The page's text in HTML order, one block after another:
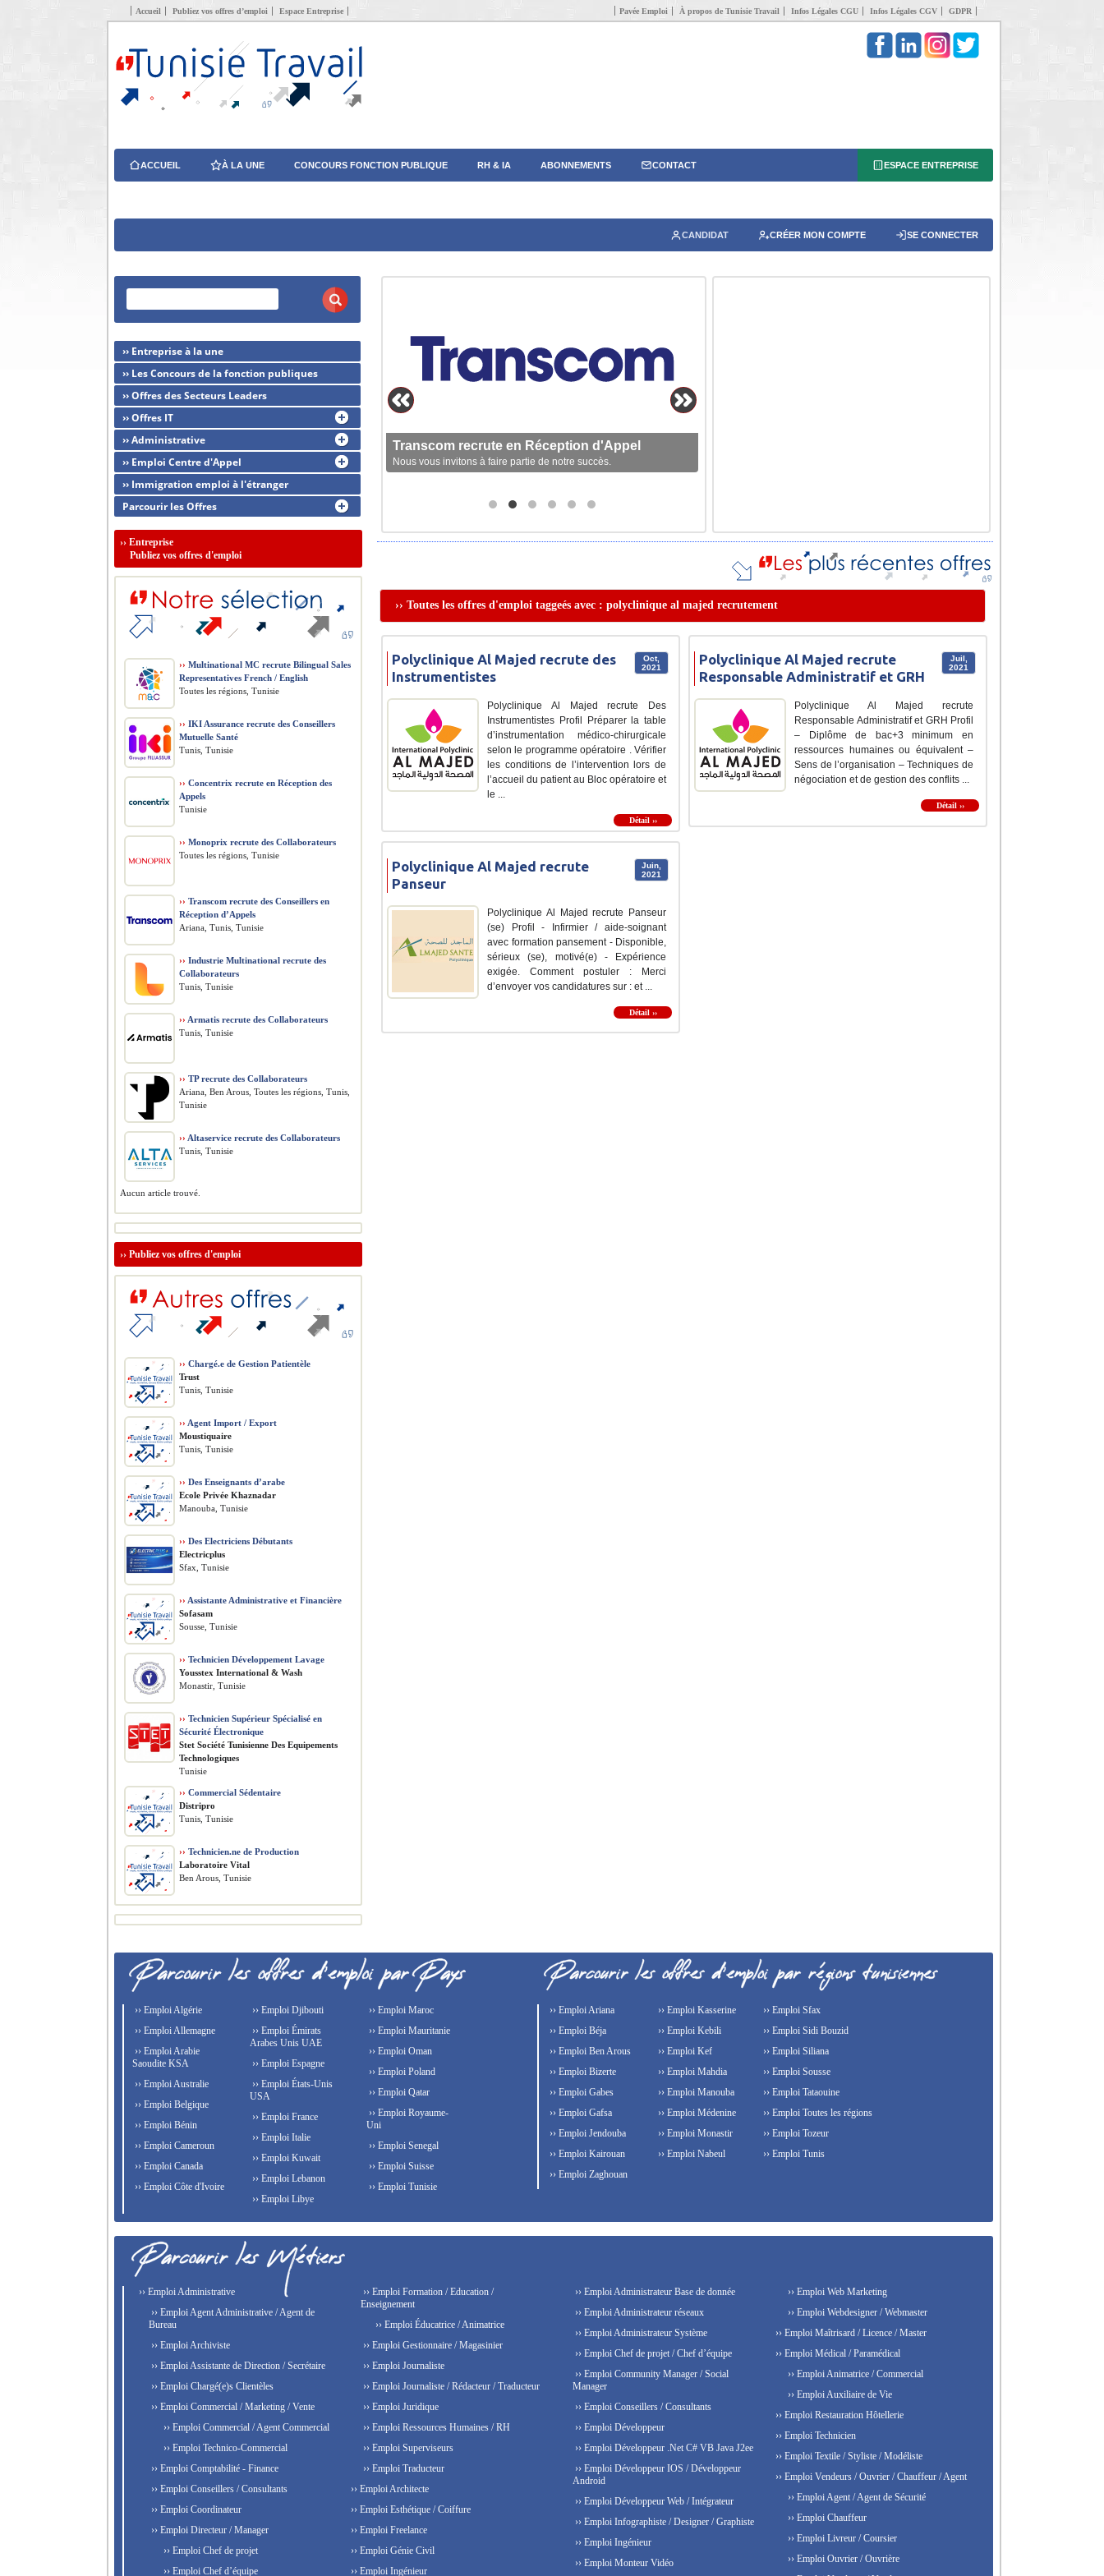
Accueil Publiez vos offres d’emploi Espace Entreprise Pavée Emploi À propos de Tunisie Travail Infos Légales CGU Infos Légales CGV GDPR
ACCUEIL À LA UNE CONCOURS FONCTION PUBLIQUE RH & IA ABONNEMENTS CONTACT ESPACE ENTREPRISE
CANDIDAT CRÉER MON COMPTE SE CONNECTER
Transcom recrute en Réception d'Appel
Nous vous invitons à faire partie de notre succès.
›› Toutes les offres d'emploi taggeés avec : polyclinique al majed recrutement
Oct,
2021
Polyclinique Al Majed recrute des
Instrumentistes
Polyclinique Al Majed recrute Des
Instrumentistes Profil Préparer la table
d’instrumentation médico-chirurgicale
selon le programme opératoire . Vérifier
les conditions de l’intervention lors de
l’accueil du patient au Bloc opératoire et
le ...
Détail ››
Juil,
2021
Polyclinique Al Majed recrute
Responsable Administratif et GRH
Polyclinique Al Majed recrute
Responsable Administratif et GRH Profil
– Diplôme de bac+3 minimum en
ressources humaines ou équivalent –
Sens de l’organisation – Techniques de
négociation et de gestion des conflits ...
Détail ››
Juin,
2021
Polyclinique Al Majed recrute
Panseur
Polyclinique Al Majed recrute Panseur
(se) Profil - Infirmier / aide-soignant
avec formation pansement - Disponible,
sérieux (se), motivé(e) - Expérience
exigée. Comment postuler : Merci
d’envoyer vos candidatures sur : et ...
Détail ››
›› Entreprise à la une
›› Les Concours de la fonction publiques
›› Offres des Secteurs Leaders
›› Offres IT
›› Administrative
›› Emploi Centre d'Appel
›› Immigration emploi à l'étranger
Parcourir les Offres
›› Entreprise
Publiez vos offres d'emploi
›› Multinational MC recrute Bilingual Sales
Representatives French / English
Toutes les régions, Tunisie
›› IKI Assurance recrute des Conseillers
Mutuelle Santé
Tunis, Tunisie
›› Concentrix recrute en Réception des
Appels
Tunisie
›› Monoprix recrute des Collaborateurs
Toutes les régions, Tunisie
›› Transcom recrute des Conseillers en
Réception d’Appels
Ariana, Tunis, Tunisie
›› Industrie Multinational recrute des
Collaborateurs
Tunis, Tunisie
›› Armatis recrute des Collaborateurs
Tunis, Tunisie
›› TP recrute des Collaborateurs
Ariana, Ben Arous, Toutes les régions, Tunis,
Tunisie
›› Altaservice recrute des Collaborateurs
Tunis, Tunisie
Aucun article trouvé.
›› Publiez vos offres d'emploi
›› Chargé.e de Gestion Patientèle
Trust
Tunis, Tunisie
›› Agent Import / Export
Moustiquaire
Tunis, Tunisie
›› Des Enseignants d’arabe
Ecole Privée Khaznadar
Manouba, Tunisie
›› Des Electriciens Débutants
Electricplus
Sfax, Tunisie
›› Assistante Administrative et Financière
Sofasam
Sousse, Tunisie
›› Technicien Développement Lavage
Yousstex International & Wash
Monastir, Tunisie
›› Technicien Supérieur Spécialisé en
Sécurité Électronique
Stet Société Tunisienne Des Equipements
Technologiques
Tunisie
›› Commercial Sédentaire
Distripro
Tunis, Tunisie
›› Technicien.ne de Production
Laboratoire Vital
Ben Arous, Tunisie
›› Emploi Algérie
›› Emploi Allemagne
›› Emploi Arabie
Saoudite KSA
›› Emploi Australie
›› Emploi Belgique
›› Emploi Bénin
›› Emploi Cameroun
›› Emploi Canada
›› Emploi Côte d'Ivoire
›› Emploi Djibouti
›› Emploi Émirats
Arabes Unis UAE
›› Emploi Espagne
›› Emploi États-Unis
USA
›› Emploi France
›› Emploi Italie
›› Emploi Kuwait
›› Emploi Lebanon
›› Emploi Libye
›› Emploi Maroc
›› Emploi Mauritanie
›› Emploi Oman
›› Emploi Poland
›› Emploi Qatar
›› Emploi Royaume-
Uni
›› Emploi Senegal
›› Emploi Suisse
›› Emploi Tunisie
›› Emploi Ariana
›› Emploi Béja
›› Emploi Ben Arous
›› Emploi Bizerte
›› Emploi Gabes
›› Emploi Gafsa
›› Emploi Jendouba
›› Emploi Kairouan
›› Emploi Kasserine
›› Emploi Kebili
›› Emploi Kef
›› Emploi Mahdia
›› Emploi Manouba
›› Emploi Médenine
›› Emploi Monastir
›› Emploi Nabeul
›› Emploi Sfax
›› Emploi Sidi Bouzid
›› Emploi Siliana
›› Emploi Sousse
›› Emploi Tataouine
›› Emploi Toutes les régions
›› Emploi Tozeur
›› Emploi Tunis
›› Emploi Zaghouan
›› Emploi Administrative
›› Emploi Agent Administrative / Agent de
Bureau
›› Emploi Archiviste
›› Emploi Assistante de Direction / Secrétaire
›› Emploi Chargé(e)s Clientèles
›› Emploi Commercial / Marketing / Vente
›› Emploi Commercial / Agent Commercial
›› Emploi Technico-Commercial
›› Emploi Comptabilité - Finance
›› Emploi Conseillers / Consultants
›› Emploi Coordinateur
›› Emploi Directeur / Manager
›› Emploi Chef de projet
›› Emploi Chef d’équipe
›› Emploi Formation / Education /
Enseignement
›› Emploi Éducatrice / Animatrice
›› Emploi Gestionnaire / Magasinier
›› Emploi Journaliste
›› Emploi Journaliste / Rédacteur / Traducteur
›› Emploi Juridique
›› Emploi Ressources Humaines / RH
›› Emploi Superviseurs
›› Emploi Traducteur
›› Emploi Architecte
›› Emploi Esthétique / Coiffure
›› Emploi Freelance
›› Emploi Génie Civil
›› Emploi Ingénieur
›› Emploi Administrateur Base de donnée
›› Emploi Administrateur réseaux
›› Emploi Administrateur Système
›› Emploi Chef de projet / Chef d’équipe
›› Emploi Community Manager / Social
Manager
›› Emploi Conseillers / Consultants
›› Emploi Développeur
›› Emploi Développeur .Net C# VB Java J2ee
›› Emploi Développeur IOS / Développeur
Android
›› Emploi Développeur Web / Intégrateur
›› Emploi Infographiste / Designer / Graphiste
›› Emploi Ingénieur
›› Emploi Monteur Vidéo
›› Emploi Web Marketing
›› Emploi Webdesigner / Webmaster
›› Emploi Maîtrisard / Licence / Master
›› Emploi Médical / Paramédical
›› Emploi Animatrice / Commercial
›› Emploi Auxiliaire de Vie
›› Emploi Restauration Hôtellerie
›› Emploi Technicien
›› Emploi Textile / Styliste / Modéliste
›› Emploi Vendeurs / Ouvrier / Chauffeur / Agent
›› Emploi Agent / Agent de Sécurité
›› Emploi Chauffeur
›› Emploi Livreur / Coursier
›› Emploi Ouvrier / Ouvrière